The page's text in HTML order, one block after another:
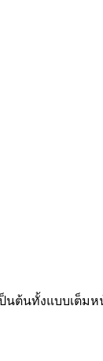
นต้นทั้งแบบเต็มห